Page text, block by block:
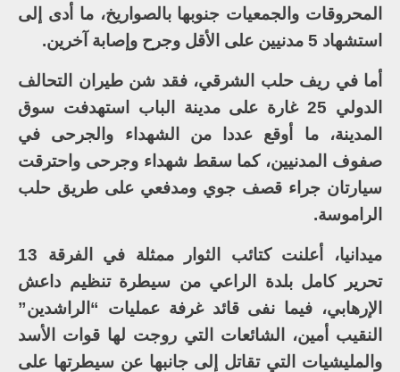
المحروقات والجمعيات جنوبها بالصواريخ، ما أدى إلى
استشهاد 5 مدنيين على الأقل وجرح وإصابة آخرين.
أما في ريف حلب الشرقي، فقد شن طيران التحالف
الدولي 25 غارة على مدينة الباب استهدفت سوق
المدينة، ما أوقع عددا من الشهداء والجرحى في
صفوف المدنيين، كما سقط شهداء وجرحى واحترقت
سيارتان جراء قصف جوي ومدفعي على طريق حلب
الراموسة.
ميدانيا، أعلنت كتائب الثوار ممثلة في الفرقة 13
تحرير كامل بلدة الراعي من سيطرة تنظيم داعش
الإرهابي، فيما نفى قائد غرفة عمليات “الراشدين”
النقيب أمين، الشائعات التي روجت لها قوات الأسد
والمليشيات التي تقاتل إلى جانبها عن سيطرتها على